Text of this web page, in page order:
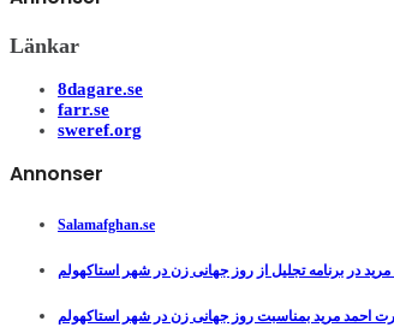
Länkar
8dagare.se
farr.se
sweref.org
Annonser
Salamafghan.se
در برنامه تجلیل از روز جهانی زن در شهر استاکهولم
احمد مرید بمناسبت روز جهانی زن در شهر استاکهولم